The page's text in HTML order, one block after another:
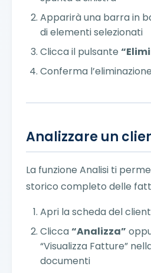
Apparirà una barra in
di elementi selezionati
Clicca il pulsante
Conferma l’eliminazione
Analizzare un
La funzione Analisi ti
storico completo delle
Apri la scheda del
Clicca“Analizza”
“Visualizza Fatture”
documenti